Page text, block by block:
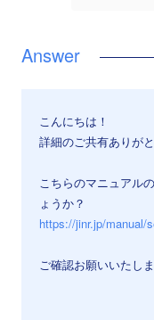
こんにちは！
詳細のご共有ありが
こちらのマニュアル
ょうか？
https://jinr.jp/manual/
ご確認お願いいたし